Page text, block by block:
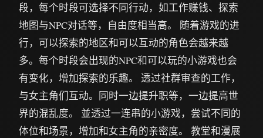
段，每个时段可选择不同行动，如工作赚钱、探索
地图与NPC对话等，自由度相当高。 随着游戏的进
行，可以探索的地区和可以互动的角色会越来越
多。每个时段会出现的NPC和可以玩的小游戏也会
有变化，增加探索的乐趣。 透过社群审查的工作，
与女主角们互动。同时一边提升职等，一边提高世
界的混乱度。 並透过一连串的小游戏，尝试不同的
体位和场景，增加和女主角的亲密度。 教堂和漫展